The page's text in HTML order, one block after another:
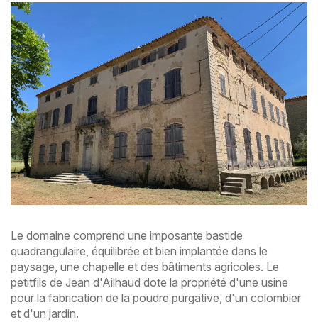
Le domaine comprend une imposante bastide
quadrangulaire, équilibrée et bien implantée dans le
paysage, une chapelle et des bâtiments agricoles. Le
petitfils de Jean d'Ailhaud dote la propriété d'une usine
pour la fabrication de la poudre purgative, d'un colombier
et d'un jardin.